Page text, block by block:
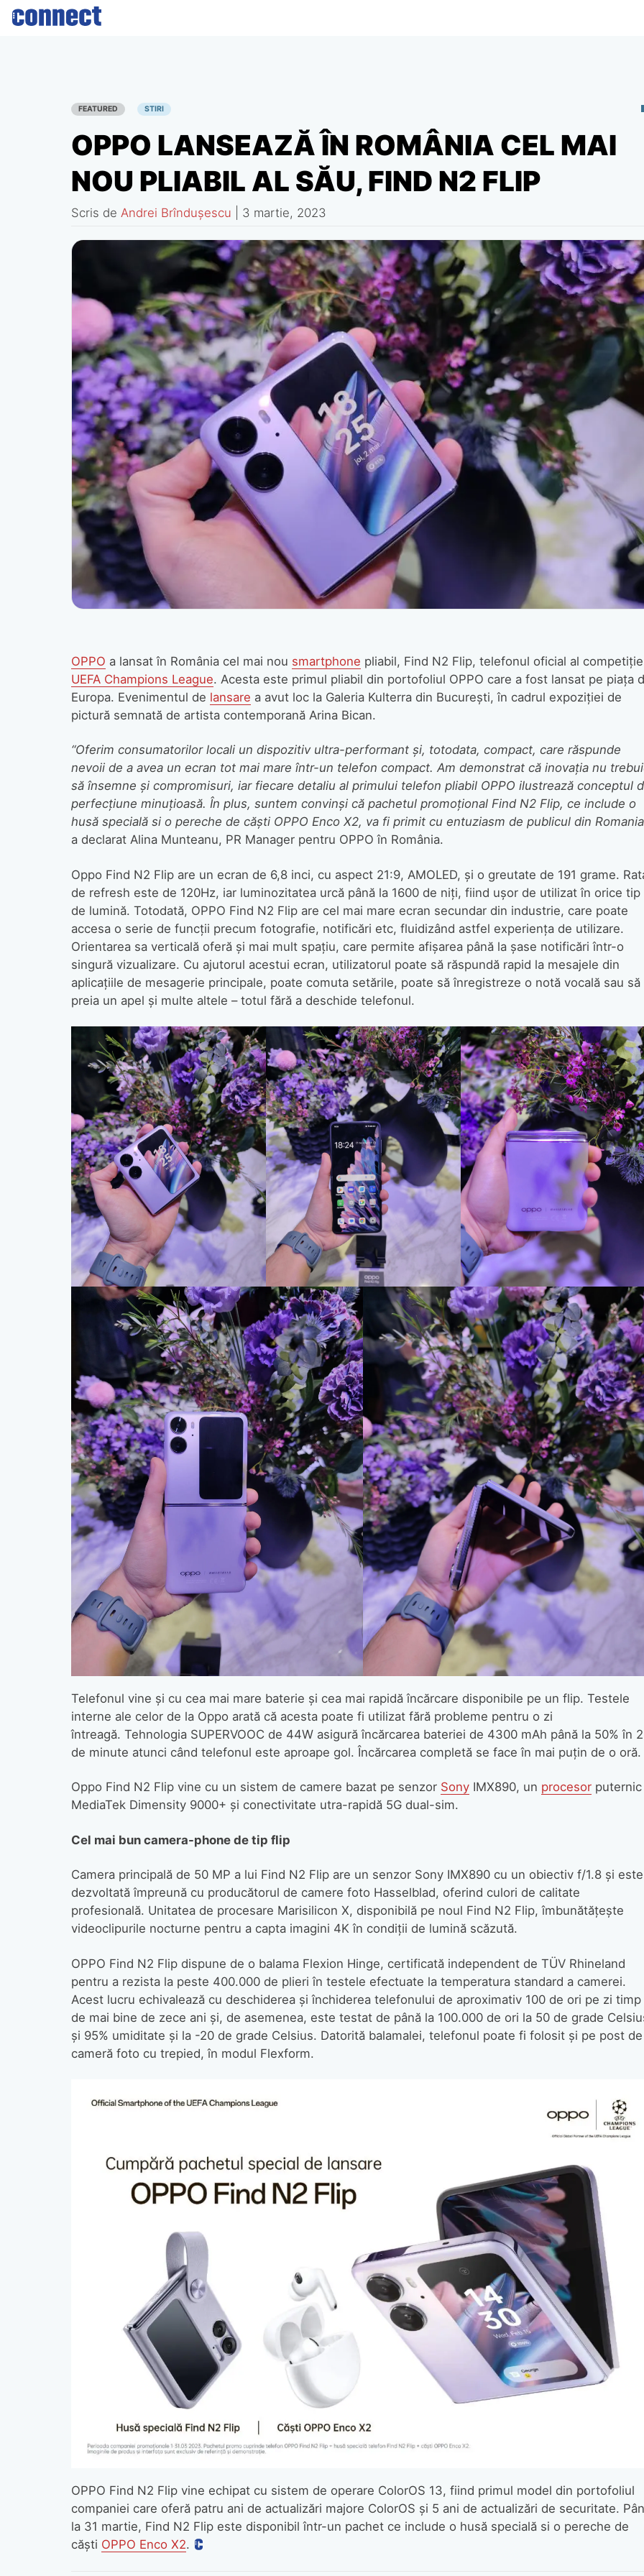
Skip
FEATURED STIRI
OPPO LANSEAZĂ ÎN ROMÂNIA CEL MAI
NOU PLIABIL AL SĂU, FIND N2 FLIP
Scris de Andrei Brîndușescu 3 martie, 2023
OPPO a lansat în România cel mai nou smartphone pliabil, Find N2 Flip, telefonul oficial al
UEFA Champions League. Acesta este primul pliabil din portofoliul OPPO care a fost lansat pe piaţa
Europa. Evenimentul de lansare a avut loc la Galeria Kulterra din București, în cadrul expoziției de
pictură semnată de artista contemporană Arina Bican.
“Oferim consumatorilor locali un dispozitiv ultra-performant și, totodata, compact, care răspunde
nevoii de a avea un ecran tot mai mare într-un telefon compact. Am demonstrat că inovația nu
să însemne și compromisuri, iar fiecare detaliu al primului telefon pliabil OPPO ilustrează conceptul
perfecțiune minuțioasă. În plus, suntem convinși că pachetul promoțional Find N2 Flip, ce include o
husă specială si o pereche de căști OPPO Enco X2, va fi primit cu entuziasm de publicul din
a declarat Alina Munteanu, PR Manager pentru OPPO în România.
Oppo Find N2 Flip are un ecran de 6,8 inci, cu aspect 21:9, AMOLED, și o greutate de 191 grame.
de refresh este de 120Hz, iar luminozitatea urcă până la 1600 de niți, fiind ușor de utilizat în orice tip
de lumină. Totodată, OPPO Find N2 Flip are cel mai mare ecran secundar din industrie, care poate
accesa o serie de funcții precum fotografie, notificări etc, fluidizând astfel experiența de utilizare.
Orientarea sa verticală oferă și mai mult spațiu, care permite afișarea până la șase notificări într-o
singură vizualizare. Cu ajutorul acestui ecran, utilizatorul poate să răspundă rapid la mesajele din
aplicațiile de mesagerie principale, poate comuta setările, poate să înregistreze o notă vocală sau să
preia un apel și multe altele – totul fără a deschide telefonul.
Telefonul vine și cu cea mai mare baterie și cea mai rapidă încărcare disponibile pe un flip. Testele
interne ale celor de la Oppo arată că acesta poate fi utilizat fără probleme pentru o zi
întreagă. Tehnologia SUPERVOOC de 44W asigură încărcarea bateriei de 4300 mAh până la 50% în
de minute atunci când telefonul este aproape gol. Încărcarea completă se face în mai puțin de o oră.
Oppo Find N2 Flip vine cu un sistem de camere bazat pe senzor SonyIMX890, un procesorputernic
MediaTek Dimensity 9000+ și conectivitate utra-rapidă 5G dual-sim.
Cel mai bun camera-phone de tip flip
Camera principală de 50 MP a lui Find N2 Flip are un senzor Sony IMX890 cu un obiectiv f/1.8 și este
dezvoltată împreună cu producătorul de camere foto Hasselblad, oferind culori de calitate
profesională. Unitatea de procesare Marisilicon X, disponibilă pe noul Find N2 Flip, îmbunătățește
videoclipurile nocturne pentru a capta imagini 4K în condiții de lumină scăzută.
OPPO Find N2 Flip dispune de o balama Flexion Hinge, certificată independent de TÜV Rhineland
pentru a rezista la peste 400.000 de plieri în testele efectuate la temperatura standard a camerei.
Acest lucru echivalează cu deschiderea și închiderea telefonului de aproximativ 100 de ori pe zi timp
de mai bine de zece ani și, de asemenea, este testat de până la 100.000 de ori la 50 de grade
și 95% umiditate și la -20 de grade Celsius. Datorită balamalei, telefonul poate fi folosit și pe post de
cameră foto cu trepied, în modul Flexform.
OPPO Find N2 Flip vine echipat cu sistem de operare ColorOS 13, fiind primul model din portofoliul
companiei care oferă patru ani de actualizări majore ColorOS și 5 ani de actualizări de securitate.
la 31 martie, Find N2 Flip este disponibil într-un pachet ce include o husă specială si o pereche de
căști OPPO Enco X2.